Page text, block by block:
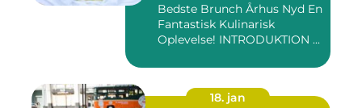
Bedste Brunch Århus Nyd En
Fantastisk Kulinarisk
Oplevelse! INTRODUKTION ...
18. jan